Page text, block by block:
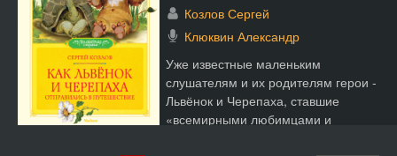
Козлов Сергей
Клюквин Александр
Уже известные маленьким
слушателям и их родителям герои -
Львёнок и Черепаха, ставшие
«всемирными любимцами и